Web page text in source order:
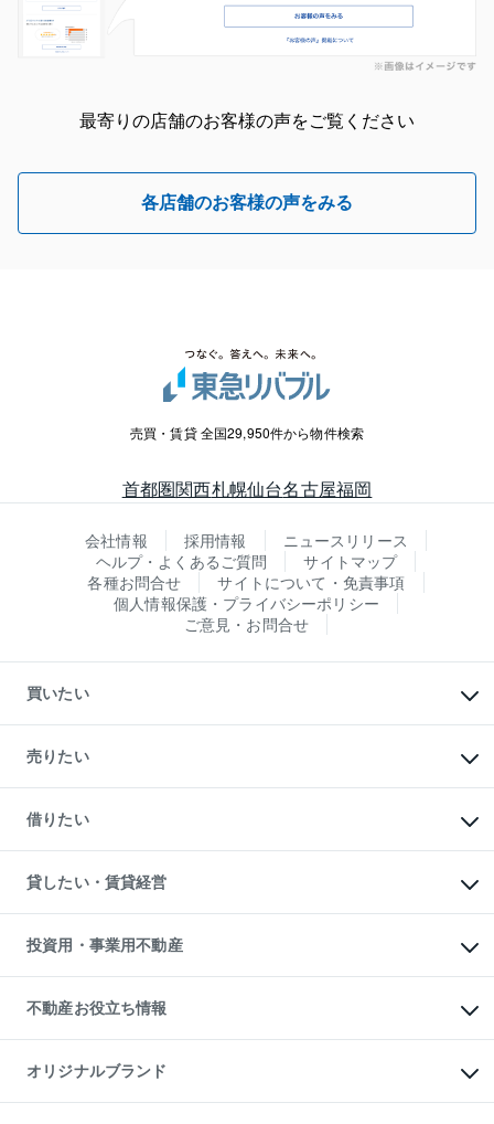
最寄りの店舗のお客様の声をご覧ください
各店舗のお客様の声をみる
売買・賃貸 全国29,950件から物件検索
首都圏関西札幌仙台名古屋福岡
会社情報 採用情報
ニュースリリース
ヘルプ・よくあるご質問
サイトマップ
各種お問合せ
サイトについて・免責事項
個人情報保護・プライバシーポリシー
ご意見・お問合せ
買いたい
新築・分譲マンションの購入
中古マンションの購入
一戸建ての購入
中古一戸建ての購入
不動産購入の流れ
注目キーワード物件特集
購入ガイド
English 繁体中文簡体中文
売りたい
一戸建ての売却・査定
土地の売却・査定
スピードAI査定
不動産査定について
不動産売却の流れ
不動産買換えの流れ
売却ガイド
借りたい
オフィス・店舗の賃貸
借りるときの流れ
借りるガイド
貸したい・賃貸経営
マンション賃料データ
賃貸管理プラン
リロケーションについて
貸すガイド
投資用・事業用不動産
事業用不動産
マンション投資
投資用マンション
アパート経営
収益物件
不動産お役立ち情報
マンションライブラリー
人気マンションランキング
暮らしに役立つ不動産メディア
オリジナルブランド